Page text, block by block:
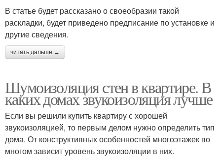
В статье будет рассказано о своеобразии такой
раскладки, будет приведено предписание по установке и
другие сведения.
читать дальше →
Шумоизоляция стен в квартире. В
каких домах звукоизоляция лучше
Если вы решили купить квартиру с хорошей
звукоизоляцией, то первым делом нужно определить тип
дома. От конструктивных особенностей многоэтажек во
многом зависит уровень звукоизоляции в них.